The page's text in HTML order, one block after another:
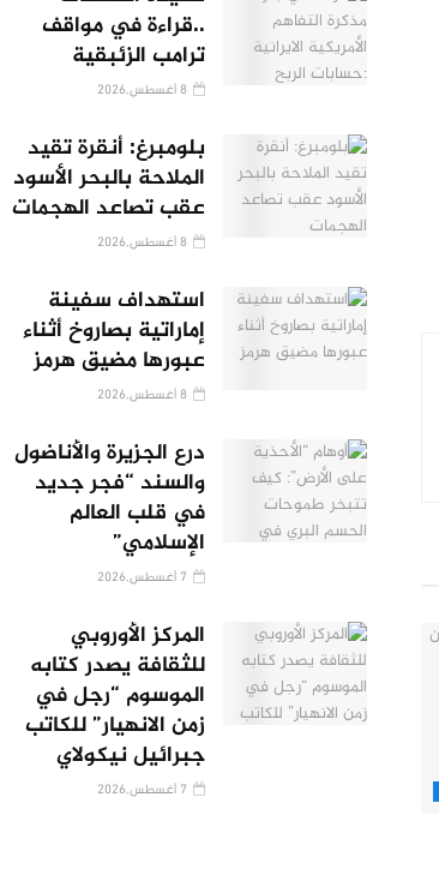
..قراءة في مواقف
ترامب الزئبقية
بلومبرغ: أنقرة تقيد
الملاحة بالبحر الأسود
عقب تصاعد الهجمات
استهداف سفينة
إماراتية بصاروخ أثناء
عبورها مضيق هرمز
درع الجزيرة والأناضول
والسند “فجر جديد
في قلب العالم
الإسلامي”
المركز الأوروبي
للثقافة يصدر كتابه
الموسوم “رجل في
زمن الانهيار” للكاتب
جبرائيل نيكولاي